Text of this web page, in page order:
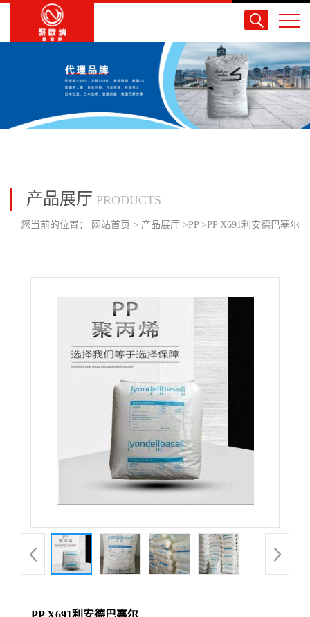
产品展厅 PRODUCTS
您当前的位置： 网站首页 > 产品展厅 >PP >PP X691利安德巴塞尔